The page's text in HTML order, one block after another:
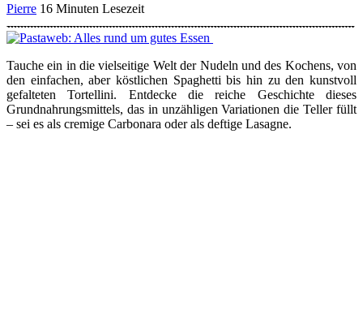
Pierre 16 Minuten Lesezeit
Tauche ein in die vielseitige Welt der Nudeln und des Kochens, von
den einfachen, aber köstlichen Spaghetti bis hin zu den kunstvoll
gefalteten Tortellini. Entdecke die reiche Geschichte dieses
Grundnahrungsmittels, das in unzähligen Variationen die Teller füllt
– sei es als cremige Carbonara oder als deftige Lasagne.